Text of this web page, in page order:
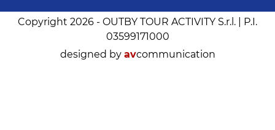
Copyright 2026 - OUTBY TOUR ACTIVITY S.r.l. | P.I.
03599171000
designed by avcommunication